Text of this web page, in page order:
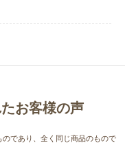
お客様の声
であり、全く同じ商品のもので